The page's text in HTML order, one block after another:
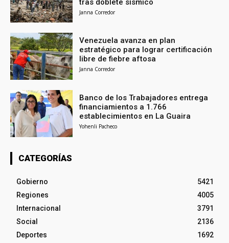
Janna Corredor
Venezuela avanza en plan
estratégico para lograr certificación
libre de fiebre aftosa
Janna Corredor
Banco de los Trabajadores entrega
financiamientos a 1.766
establecimientos en La Guaira
Yohenli Pacheco
CATEGORÍAS
Gobierno
5421
Regiones
4005
Internacional
3791
Social
2136
Deportes
1692